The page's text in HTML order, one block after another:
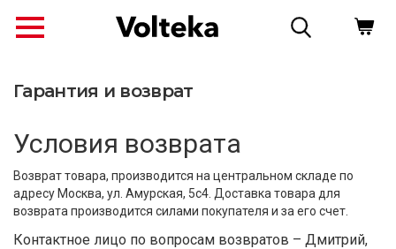
Гарантия и возврат
Условия возврата
Возврат товара, производится на центральном складе по
адресу Москва, ул. Амурская, 5с4. Доставка товара для
возврата производится силами покупателя и за его счет.
Контактное лицо по вопросам возвратов – Дмитрий,